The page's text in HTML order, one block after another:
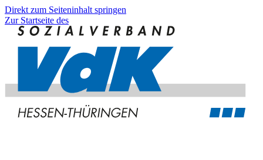
Direkt zum Seiteninhalt springen
Zur Startseite des